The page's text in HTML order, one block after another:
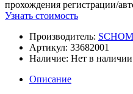
прохождения регистрации/
Узнать стоимость
Производитель:
Артикул: 33682001
Наличие: Нет в наличии
Описание